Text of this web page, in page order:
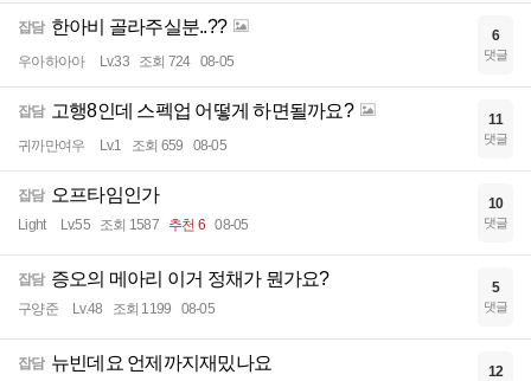
잡담 한아비 골라주실분..??
우아하아아 Lv.33 조회 724 08-05
6
댓글
잡담 고행8인데 스펙업 어떻게 하면될까요?
귀까만여우 Lv.1 조회 659 08-05
11
댓글
잡담 오프타임인가
Light Lv.55 조회 1587 추천 6 08-05
10
댓글
잡담 증오의 메아리 이거 정채가 뭔가요?
구양준 Lv.48 조회 1199 08-05
5
댓글
잡담 뉴빈데요 언제까지재밌나요 12